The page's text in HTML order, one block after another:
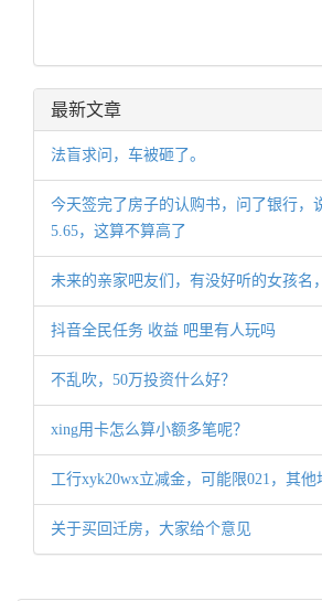
最新文章
法盲求问，车被砸了。
今天签完了房子的认购书，问了银行，
5.65，这算不算高了
未来的亲家吧友们，有没好听的女孩名
抖音全民任务 收益 吧里有人玩吗
不乱吹，50万投资什么好？
xing用卡怎么算小额多笔呢？
工行xyk20wx立减金，可能限021，其他
关于买回迁房，大家给个意见